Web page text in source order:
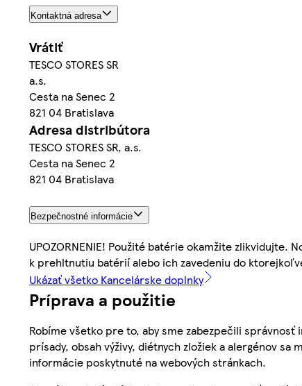
Kontaktná adresa
Vrátiť
TESCO STORES SR
a.s.
Cesta na Senec 2
821 04 Bratislava
Adresa distribútora
TESCO STORES SR, a.s.
Cesta na Senec 2
821 04 Bratislava
Bezpečnostné informácie
UPOZORNENIE! Použité batérie okamžite
k prehltnutiu batérií alebo ich zavedeniu do
Ukázať všetko Kancelárske doplnky
Príprava a použitie
Robíme všetko pre to, aby sme zabezpečili
prísady, obsah výživy, diétnych zložiek a alergénov
informácie poskytnuté na webových stránkach.